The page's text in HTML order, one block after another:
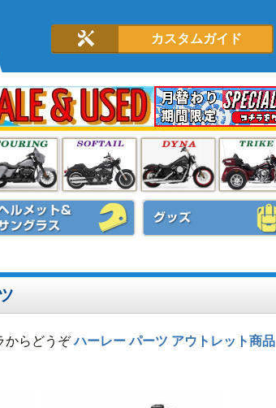
カスタムガイド
からどうぞハーレー パーツ アウトレット商品